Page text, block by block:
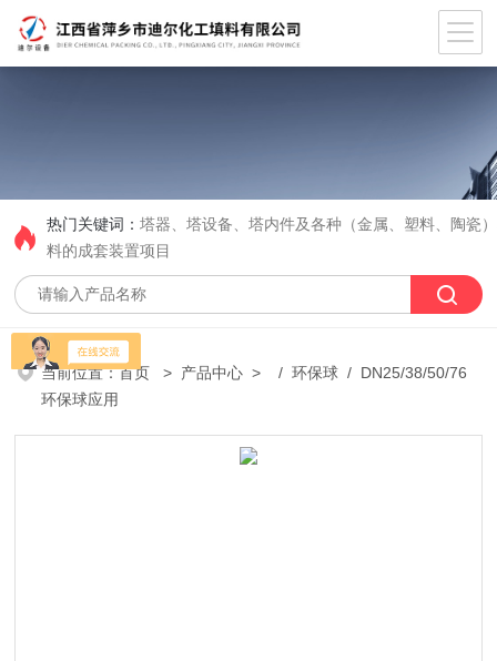
热门关键词：塔器、塔设备、塔内件及各种（金属、塑料、陶瓷
料的成套装置项目
当前位置：首页 > 产品中心 > /环保球 / DN25/38/50/76
环保球应用